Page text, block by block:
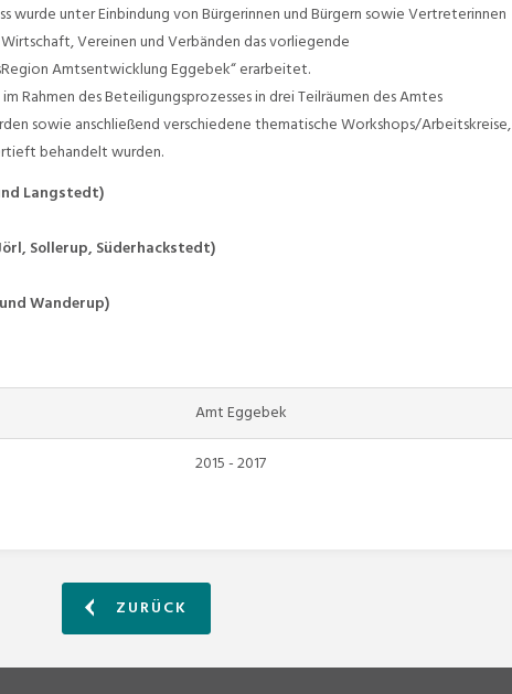
wurde unter Einbindung von Bürgerinnen und Bürgern sowie Vertreterinnen
Vereinen und Verbänden das vorliegende
Amtsentwicklung Eggebek“ erarbeitet.
Rahmen des Beteiligungsprozesses in drei Teilräumen des Amtes
sowie anschließend verschiedene thematische Workshops/Arbeitskreise,
behandelt wurden.
Langstedt)
Sollerup, Süderhackstedt)
Wanderup)
Amt Eggebek
2015 - 2017
ZURÜCK